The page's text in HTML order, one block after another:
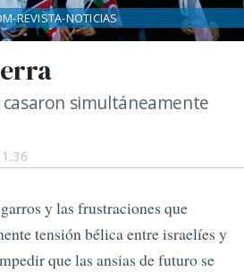
casaron simultáneamente
REVISTA-NOTICIAS
y las frustraciones que
tensión bélica entre israelíes y
que las ansias de futuro se